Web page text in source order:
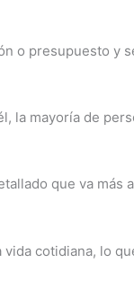
o presupuesto
la mayoría de
que va
cotidiana, lo